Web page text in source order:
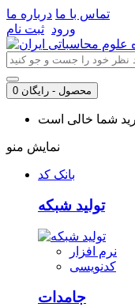
تماس با ما درباره ما
ورود ثبت نام
0 محصول - رایگان
نمایش منو
بانک کد
تولید شبکه
نرم افزار
کدنویسی
جامدات